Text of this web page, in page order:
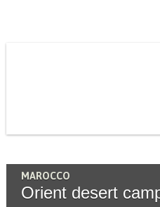
MAROCCO
Orient desert